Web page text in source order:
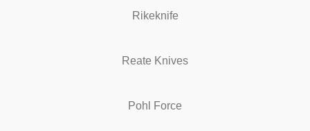
Rikeknife
Reate Knives
Pohl Force